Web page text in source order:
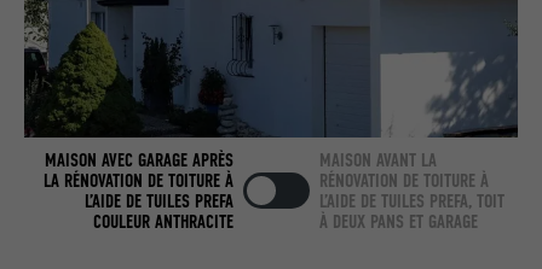
MAISON AVEC GARAGE APRÈS
LA RÉNOVATION DE TOITURE À
L’AIDE DE TUILES PREFA
COULEUR ANTHRACITE
MAISON AVANT LA
RÉNOVATION DE TOITURE À
L’AIDE DE TUILES PREFA, TOIT
À DEUX PANS ET GARAGE
UTILITÉ
Utilisé par le service de réseau social
LinkedIn pour suivre l'utilisation de
services intégrés.
NOM bscookie
FOURNISSEUR LinkedIn